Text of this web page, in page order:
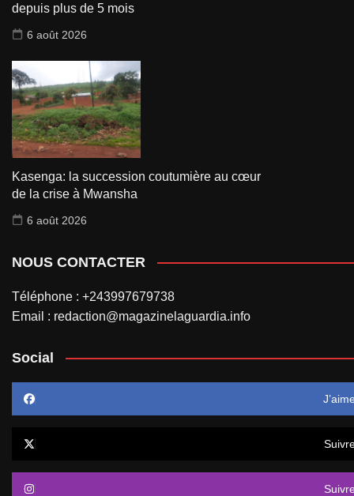
depuis plus de 5 mois
6 août 2026
Kasenga: la succession coutumière au cœur
de la crise à Mwansha
6 août 2026
NOUS CONTACTER
Téléphone : +243997679738
Email : redaction@magazinelaguardia.info
Social